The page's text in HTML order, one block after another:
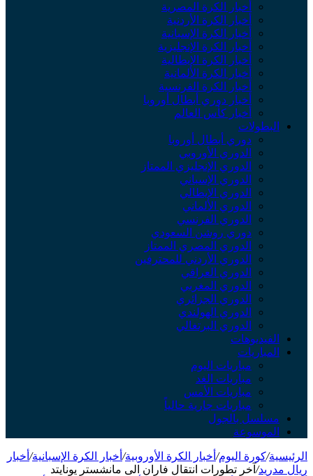
أخبار الكرة المصرية
أخبار الكرة الأردنية
أخبار الكرة الإسبانية
أخبار الكرة الإنجليزية
أخبار الكرة الإيطالية
أخبار الكرة الألمانية
أخبار الكرة الفرنسية
أخبار دوري أبطال أوروبا
أخبار كأس العالم
البطولات
دوري أبطال أوروبا
الدوري الأوروبي
الدوري الإنجليزي الممتاز
الدوري الإسباني
الدوري الإيطالي
الدوري الألماني
الدوري الفرنسي
دوري روشن السعودي
الدوري المصري الممتاز
الدوري الأردني للمحترفين
الدوري العراقي
الدوري المغربي
الدوري الجزائري
الدوري الهولندي
الدوري البرتغالي
الفيديوهات
المباريات
مباريات اليوم
مباريات الغد
مباريات الأمس
مباريات جارية حالياً
مسلسل بالجول
الموسوعة
الرئيسية/كورة اليوم/ أخبار الكرة الأوروبية/ أخبار الكرة الإسبانية/ أخبار
ريال مدريد/ آخر تطورات انتقال فاران الى مانشستر يونايتد